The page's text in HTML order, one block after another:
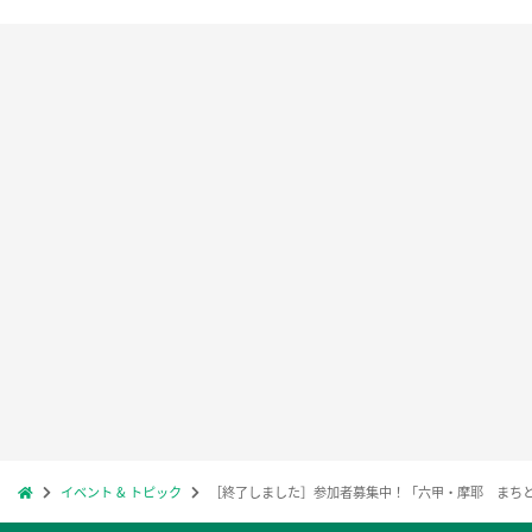
イベント & トピック ［終了しました］参加者募集中！「六甲・摩耶 まち